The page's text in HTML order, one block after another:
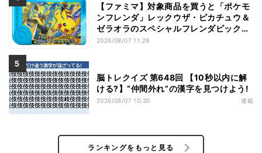
【ファミマ】対象商品を買うと「ポケモ
ンフレンダ」レックウザ・ピカチュウ＆
ゼラオラのスペシャルフレンダピックが
もらえるキャンペーン
2026/08/07 11:29
脳トレクイズ 第648回 【10秒以内に解
ける?】“仲間外れ”の漢字を見つけよう!
2026/08/07 10:30 連載
ランキングをもっと見る